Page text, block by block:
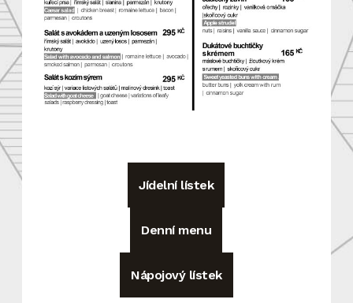
Jídelní lístek
Denní menu
Nápojový lístek